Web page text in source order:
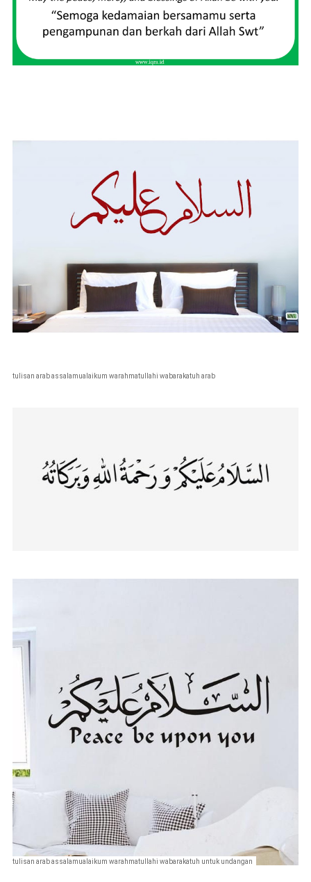
tulisan arab assalamualaikum warahmatullahi wabarakatuh arab
tulisan arab assalamualaikum warahmatullahi wabarakatuh untuk undangan